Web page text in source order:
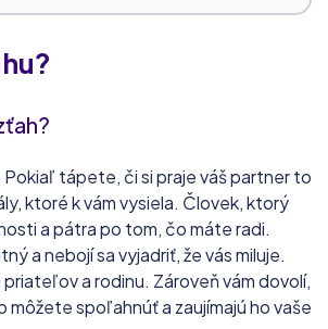
tápete, či si praje váš partner to
ktoré k vám vysiela. Človek, ktorý
a pátra po tom, čo máte radi.
a nebojí sa vyjadriť, že vás miluje.
a rodinu. Zároveň vám dovolí,
spoľahnúť a zaujímajú ho vaše